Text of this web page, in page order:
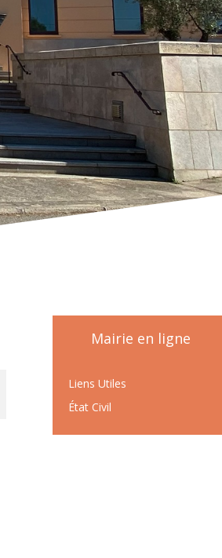
Mairie en ligne
Liens Utiles
État Civil